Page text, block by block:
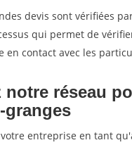
devis sont vérifiées
qui permet de
en contact avec les
notre réseau
granges
entreprise en tant